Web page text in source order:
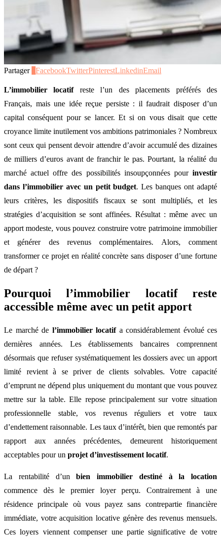
Partager FacebookTwitterPinterestLinkedinEmail
L’immobilier locatifreste l’un des placements préférés des
Français, mais une idée reçue persiste : il faudrait disposer d’un
capital conséquent pour se lancer. Et si on vous disait que cette
croyance limite inutilement vos ambitions patrimoniales ? Nombreux
sont ceux qui pensent devoir attendre d’avoir accumulé des dizaines
de milliers d’euros avant de franchir le pas. Pourtant, la réalité du
marché actuel offre des possibilités insoupçonnées pour investir
dans l’immobilier avec un petit budget. Les banques ont adapté
leurs critères, les dispositifs fiscaux se sont multipliés, et les
stratégies d’acquisition se sont affinées. Résultat : même avec un
apport modeste, vous pouvez construire votre patrimoine immobilier
et générer des revenus complémentaires. Alors, comment
transformer ce projet en réalité concrète sans disposer d’une fortune
de départ ?
Pourquoi l’immobilier locatif reste
accessible même avec un petit apport
Le marché de l’immobilier locatifa considérablement évolué ces
dernières années. Les établissements bancaires comprennent
désormais que refuser systématiquement les dossiers avec un apport
limité revient à se priver de clients solvables. Votre capacité
d’emprunt ne dépend plus uniquement du montant que vous pouvez
mettre sur la table. Elle repose principalement sur votre situation
professionnelle stable, vos revenus réguliers et votre taux
d’endettement raisonnable. Les taux d’intérêt, bien que remontés par
rapport aux années précédentes, demeurent historiquement
acceptables pour un projet d’investissement locatif.
La rentabilité d’unbien immobilier destiné à la location
commence dès le premier loyer perçu. Contrairement à une
résidence principale où vous payez sans contrepartie financière
immédiate, votre acquisition locative génère des revenus mensuels.
Ces loyers viennent compenser une partie significative de votre